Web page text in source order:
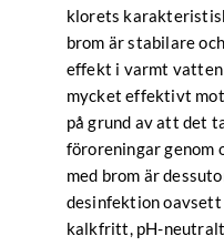
klorets
brom är stabilare
effekt i varmt vatten
mycket effektivt
på grund av att det
föroreningar genom
med brom är
desinfektion oavsett
kalkfritt, pH-